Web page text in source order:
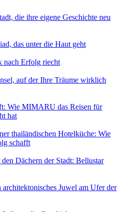
die ihre eigene Geschichte neu
das unter die Haut geht
nach Erfolg riecht
auf der Ihre Träume wirklich
Wie MIMARU das Reisen für
hat
thailändischen Hotelküche: Wie
schafft
Dächern der Stadt: Bellustar
Juwel am Ufer der